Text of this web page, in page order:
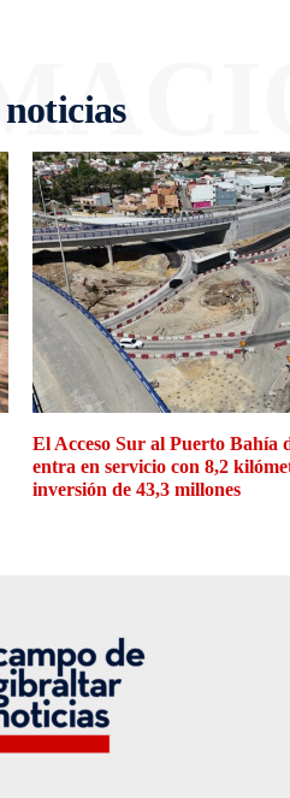
El Acceso Sur al Puerto Bahía
entra en servicio con 8,2
inversión de 43,3 millones